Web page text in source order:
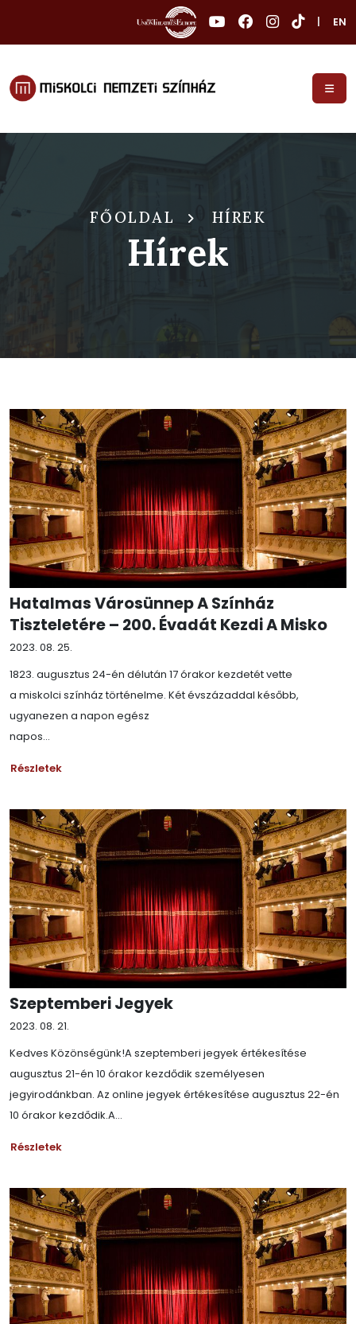
EN
FŐOLDAL HÍREK
Hírek
Hatalmas Városünnep A Színház
Tiszteletére – 200. Évadát Kezdi A Misko
2023. 08. 25.
1823. augusztus 24-én délután 17 órakor kezdetét vette
a miskolci színház történelme. Két évszázaddal később,
ugyanezen a napon egész
napos...
Részletek
Szeptemberi Jegyek
2023. 08. 21.
Kedves Közönségünk!A szeptemberi jegyek értékesítése
augusztus 21-én 10 órakor kezdődik személyesen
jegyirodánkban. Az online jegyek értékesítése augusztus 22-én
10 órakor kezdődik.A...
Részletek